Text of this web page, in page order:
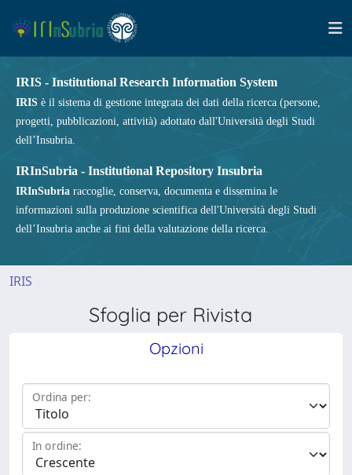
IRIS - Institutional Research Information System
IRIS è il sistema di gestione integrata dei dati della ricerca (persone,
progetti, pubblicazioni, attività) adottato dall'Università degli Studi
dell’Insubria.
IRInSubria - Institutional Repository Insubria
IRInSubria raccoglie, conserva, documenta e dissemina le
informazioni sulla produzione scientifica dell'Università degli Studi
dell’Insubria anche ai fini della valutazione della ricerca.
IRIS
Sfoglia per Rivista
Opzioni
Ordina per:
In ordine: